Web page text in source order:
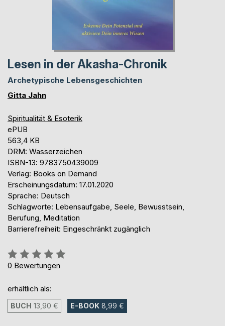
Lesen in der Akasha-Chronik
Archetypische Lebensgeschichten
Gitta Jahn
Spiritualität & Esoterik
ePUB
563,4 KB
DRM: Wasserzeichen
ISBN-13: 9783750439009
Verlag: Books on Demand
Erscheinungsdatum: 17.01.2020
Sprache: Deutsch
Schlagworte: Lebensaufgabe, Seele, Bewusstsein,
Berufung, Meditation
Barrierefreiheit: Eingeschränkt zugänglich
Bewertung::
0%
0 Bewertungen
erhältlich als:
BUCH 13,90 € E-BOOK 8,99 €